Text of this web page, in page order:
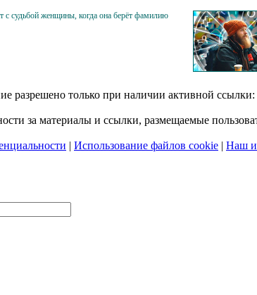
с судьбой женщины, когда она берёт фамилию
разрешено только при наличии активной ссылки:
за материалы и ссылки, размещаемые
| Использование файлов cookie | Наш